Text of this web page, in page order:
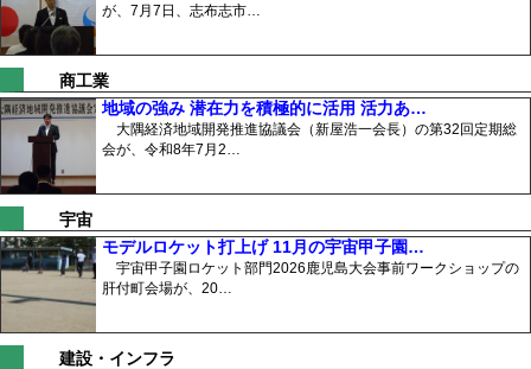
が、7月7日、志布志市…
商工業
地域の強み 潜在力を積極的に活用 活力あ…
大隅経済地域開発推進協議会（新屋浩一会長）の第32回定期総
会が、令和8年7月2…
宇宙
モデルロケット打上げ 11月の宇宙甲子園…
宇宙甲子園ロケット部門2026鹿児島大会事前ワークショップの
肝付町会場が、20…
建設・インフラ